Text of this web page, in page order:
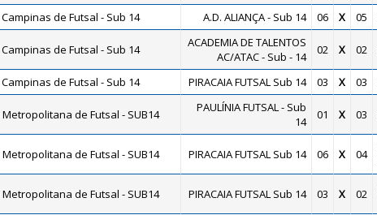
Campinas de Futsal - Sub 14 A.D. ALIANÇA - Sub 14 06 X 05
Campinas de Futsal - Sub 14
ACADEMIA DE TALENTOS
AC/ATAC - Sub - 14
02 X 02
Campinas de Futsal - Sub 14 PIRACAIA FUTSAL Sub 14 03 X 03
Metropolitana de Futsal - SUB14
PAULÍNIA FUTSAL - Sub
14
01 X 03
Metropolitana de Futsal - SUB14 PIRACAIA FUTSAL Sub 14 06 X 04
Metropolitana de Futsal - SUB14 PIRACAIA FUTSAL Sub 14 03 X 02